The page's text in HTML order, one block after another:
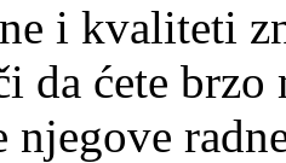
i kvaliteti
da ćete
njegove